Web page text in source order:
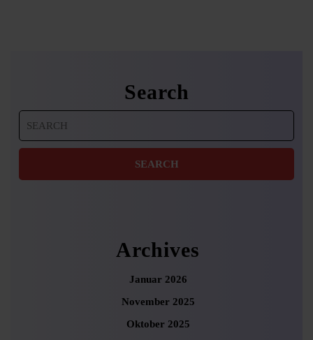
Search
for:
Archives
Januar 2026
November 2025
Oktober 2025